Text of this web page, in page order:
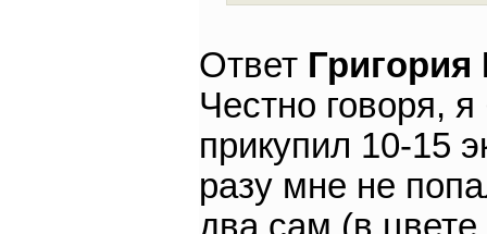
Ответ
Честно говоря,
прикупил 10-15
разу мне не